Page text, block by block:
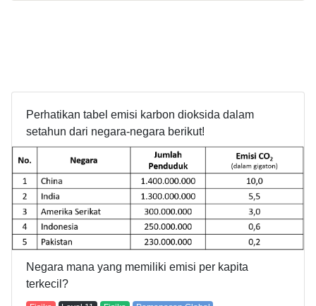
Perhatikan tabel emisi karbon dioksida dalam
setahun dari negara-negara berikut!
Negara mana yang memiliki emisi per kapita
terkecil?